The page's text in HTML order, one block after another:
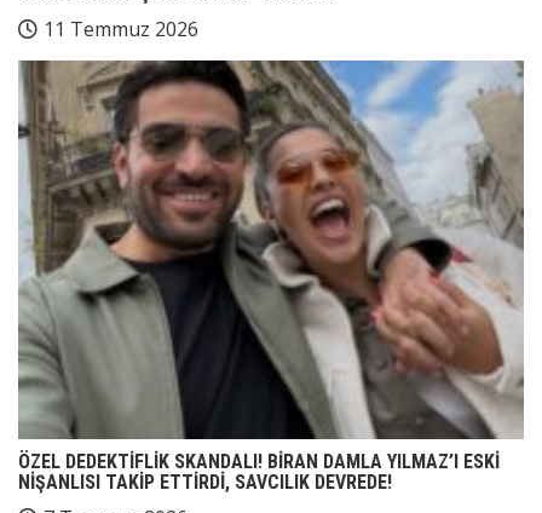
11 Temmuz 2026
ÖZEL DEDEKTİFLİK SKANDALI! BİRAN DAMLA YILMAZ’I ESKİ
NİŞANLISI TAKİP ETTİRDİ, SAVCILIK DEVREDE!